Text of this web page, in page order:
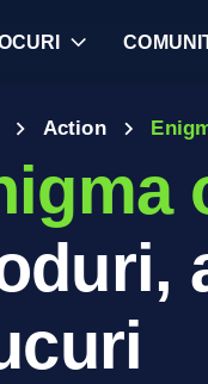
Action